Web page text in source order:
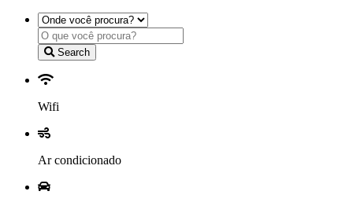
Search
Wifi
Ar condicionado